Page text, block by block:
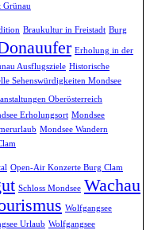
Grünau
Braukultur in Freistadt Burg
Erholung in der
Ausflugsziele Historische
Sehenswürdigkeiten Mondsee
Oberösterreich
Erholungsort Mondsee
Mondsee Wandern
Open-Air Konzerte Burg Clam
Schloss Mondsee Wachau
Wolfgangsee
Urlaub Wolfgangsee